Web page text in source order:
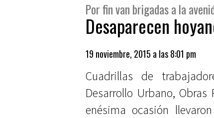
Por fin van brigadas a la
Desaparecen
19 noviembre, 2015 a las 8:01 pm
Cuadrillas de
Desarrollo Urbano,
enésima ocasión